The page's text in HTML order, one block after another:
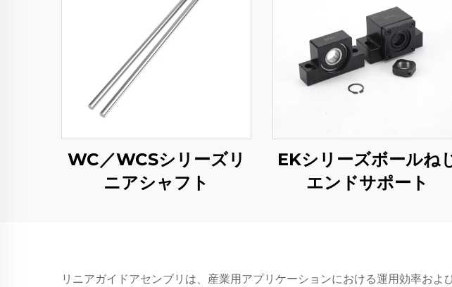
WC／WCSシリーズリ
ニアシャフト
EKシリーズボールね
エンドサポート
リニアガイドアセンブリは、産業用アプリケーションにおける運用効率お